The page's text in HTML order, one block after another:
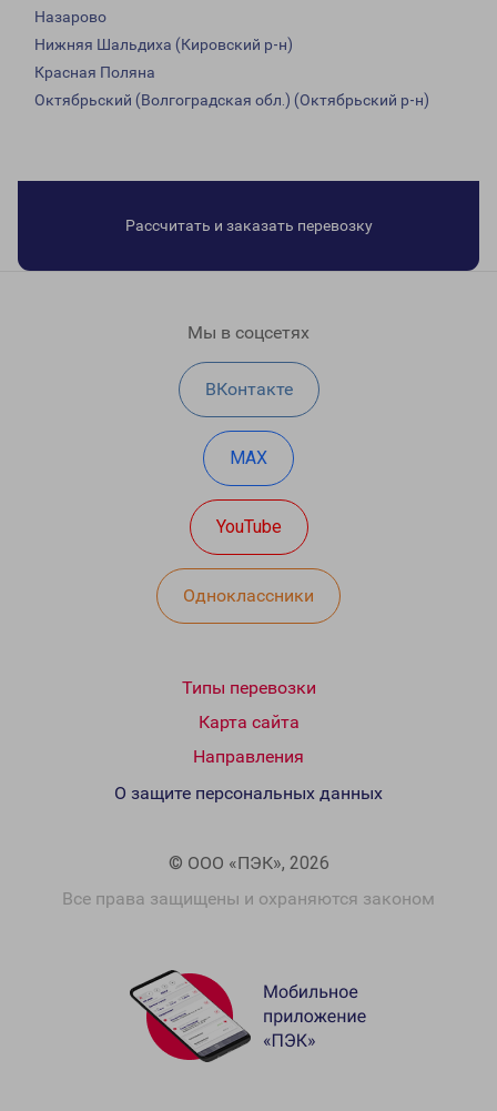
Назарово
Нижняя Шальдиха (Кировский р-н)
Красная Поляна
Октябрьский (Волгоградская обл.) (Октябрьский р-н)
Рассчитать и заказать перевозку
Мы в соцсетях
ВКонтакте
MAX
YouTube
Одноклассники
Типы перевозки
Карта сайта
Направления
© ООО «ПЭК», 2026
Все права защищены и охраняются законом
О защите персональных данных